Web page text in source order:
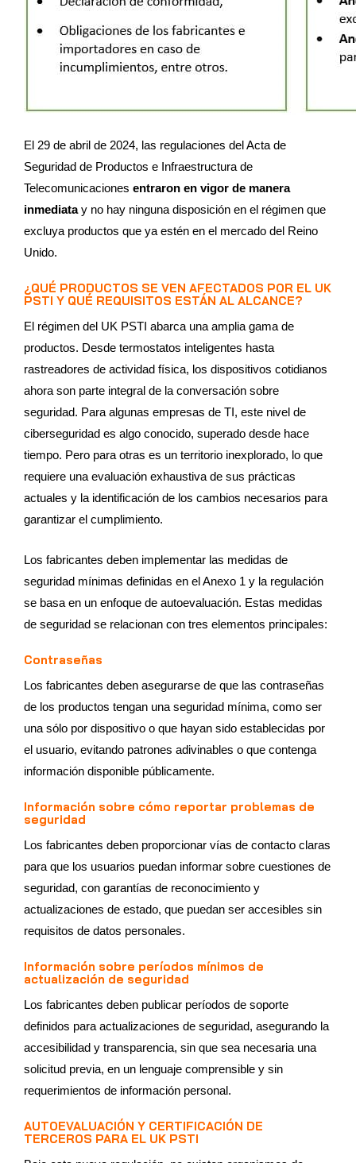
El 29 de abril de 2024, las regulaciones del Acta de
Seguridad de Productos e Infraestructura de
Telecomunicaciones entraron en vigor de manera
inmediatay no hay ninguna disposición en el régimen que
excluya productos que ya estén en el mercado del Reino
Unido.
¿QUÉ PRODUCTOS SE VEN AFECTADOS POR EL UK
PSTI Y QUÉ REQUISITOS ESTÁN AL ALCANCE?
El régimen del UK PSTI abarca una amplia gama de
productos. Desde termostatos inteligentes hasta
rastreadores de actividad física, los dispositivos cotidianos
ahora son parte integral de la conversación sobre
seguridad. Para algunas empresas de TI, este nivel de
ciberseguridad es algo conocido, superado desde hace
tiempo. Pero para otras es un territorio inexplorado, lo que
requiere una evaluación exhaustiva de sus prácticas
actuales y la identificación de los cambios necesarios para
garantizar el cumplimiento.
Los fabricantes deben implementar las medidas de
seguridad mínimas definidas en el Anexo 1 y la regulación
se basa en un enfoque de autoevaluación. Estas medidas
de seguridad se relacionan con tres elementos principales:
Contraseñas
Los fabricantes deben asegurarse de que las contraseñas
de los productos tengan una seguridad mínima, como ser
una sólo por dispositivo o que hayan sido establecidas por
el usuario, evitando patrones adivinables o que contenga
información disponible públicamente.
Información sobre cómo reportar problemas de
seguridad
Los fabricantes deben proporcionar vías de contacto claras
para que los usuarios puedan informar sobre cuestiones de
seguridad, con garantías de reconocimiento y
actualizaciones de estado, que puedan ser accesibles sin
requisitos de datos personales.
Información sobre períodos mínimos de
actualización de seguridad
Los fabricantes deben publicar períodos de soporte
definidos para actualizaciones de seguridad, asegurando la
accesibilidad y transparencia, sin que sea necesaria una
solicitud previa, en un lenguaje comprensible y sin
requerimientos de información personal.
AUTOEVALUACIÓN Y CERTIFICACIÓN DE
TERCEROS PARA EL UK PSTI